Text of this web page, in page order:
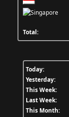
Total:
Today:
Yesterday:
This Week:
Last Week:
This Month: